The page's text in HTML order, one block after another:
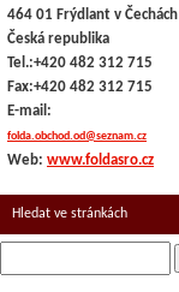
464 01 Frýdlant v Čechách
Česká republika
Tel.:+420 482 312 715
Fax:+420 482 312 715
E-mail:
folda.obchod.od@seznam.cz
Web: www.foldasro.cz
Hledat ve stránkách